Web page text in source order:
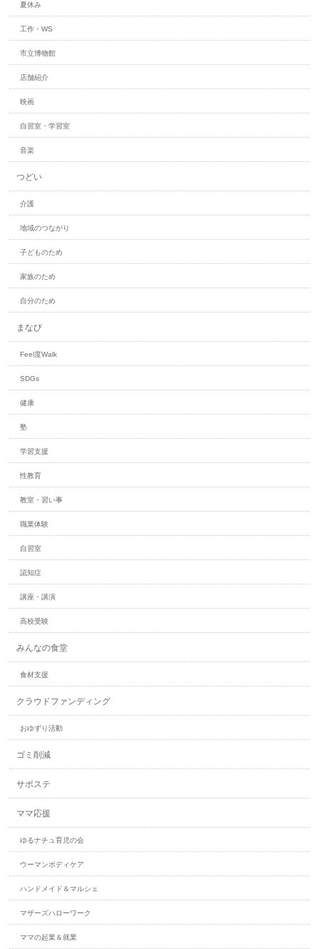
夏休み
工作・WS
市立博物館
店舗紹介
映画
自習室・学習室
音楽
つどい
介護
地域のつながり
子どものため
家族のため
自分のため
まなび
Feel度Walk
SDGs
健康
塾
学習支援
性教育
教室・習い事
職業体験
自習室
認知症
講座・講演
高校受験
みんなの食堂
食材支援
クラウドファンディング
おゆずり活動
ゴミ削減
サポステ
ママ応援
ゆるナチュ育児の会
ウーマンボディケア
ハンドメイド＆マルシェ
マザーズハローワーク
ママの起業＆就業